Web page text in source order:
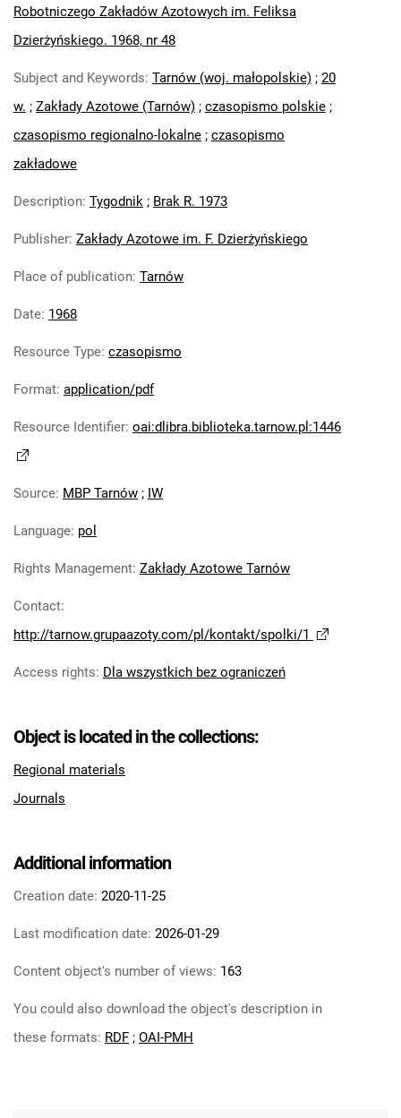
Robotniczego Zakładów Azotowych im.
Feliksa Dzierżyńskiego. 1968, nr 4
Robotniczego Zakładów Azotowych im.
Feliksa Dzierżyńskiego. 1968, nr 5
Tarnowskie Azoty : Organ Samorządu
Tarnowskie Azoty : Organ Samorządu
Feliksa Dzierżyńskiego. 1968, nr 7
Robotniczego Zakładów Azotowych im.
Robotniczego Zakładów Azotowych im.
Feliksa Dzierżyńskiego. 1968, nr 9
Robotniczego Zakładów Azotowych im.
Robotniczego Zakładów Azotowych im.
Feliksa Dzierżyńskiego. 1968, nr 11
Robotniczego Zakładów Azotowych im.
Robotniczego Zakładów Azotowych im.
Tarnowskie Azoty : Organ Samorządu
Feliksa Dzierżyńskiego. 1968, nr 14
Robotniczego Zakładów Azotowych im.
Feliksa Dzierżyńskiego. 1968, nr 16
Tarnowskie Azoty : Organ Samorządu
Feliksa Dzierżyńskiego. 1968, nr 17
Tarnowskie Azoty : Organ Samorządu
Feliksa Dzierżyńskiego. 1968, nr 18
Tarnowskie Azoty : Organ Samorządu
Robotniczego Zakładów Azotowych im. Feliksa
Dzierżyńskiego. 1968, nr 48
Subject and Keywords: Tarnów (woj. małopolskie) ; 20
w. ; Zakłady Azotowe (Tarnów) ; czasopismo polskie ;
czasopismo regionalno-lokalne ; czasopismo
zakładowe
Description: Tygodnik ; Brak R. 1973
Publisher: Zakłady Azotowe im. F. Dzierżyńskiego
Place of publication: Tarnów
Date: 1968
Resource Type: czasopismo
Format: application/pdf
Resource Identifier: oai:dlibra.biblioteka.tarnow.pl:1446
Source: MBP Tarnów ; IW
Language: pol
Rights Management: Zakłady Azotowe Tarnów
Contact:
http://tarnow.grupaazoty.com/pl/kontakt/spolki/1
Access rights: Dla wszystkich bez ograniczeń
Object is located in the collections:
Regional materials
Journals
Additional information
Creation date: 2020-11-25
Last modification date: 2026-01-29
Content object's number of views: 163
You could also download the object's description in
these formats: RDF ; OAI-PMH